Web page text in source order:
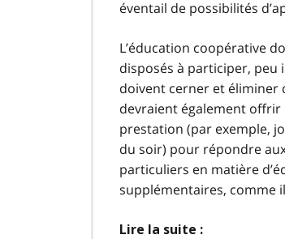
éventail de possibilités
L’éducation coopérative
disposés à participer, peu
doivent cerner et éliminer
devraient également offrir
prestation (par exemple,
du soir) pour répondre
particuliers en matière
supplémentaires, comme
Lire la suite :